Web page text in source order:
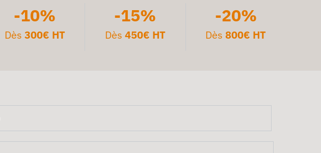
-10%
Dès 300€ HT
-15%
Dès 450€ HT
-20%
Dès800€ HT